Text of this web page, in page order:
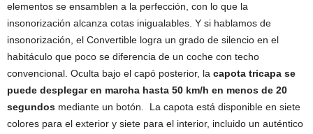
elementos se ensamblen a la perfección, con lo que la
insonorización alcanza cotas inigualables. Y si hablamos de
insonorización, el Convertible logra un grado de silencio en el
habitáculo que poco se diferencia de un coche con techo
convencional. Oculta bajo el capó posterior, la capota tricapa se
puede desplegar en marcha hasta 50 km/h en menos de 20
segundos mediante un botón. La capota está disponible en siete
colores para el exterior y siete para el interior, incluido un auténtico